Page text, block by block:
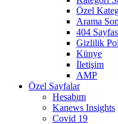
Özel
Arama
404
Gizlilik
Künye
İletişim
AMP
Özel Sayfalar
Hesabım
Kanews Insights
Covid 19